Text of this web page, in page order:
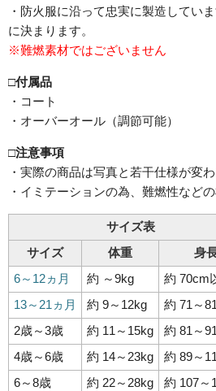
・防火服に沿って忠実に製造してい
に決まります。
※難燃素材ではございません
□付属品
・コート
・オーバーオール（調節可能）
□注意事項
・実際の商品は写真と若干仕様が変
・イミテーションの為、難燃性など
サイズ表
サイズ
体重
身
6～12ヵ月
約 ～9kg
約 70cm
13～21ヵ月
約 9～12kg
約 71～
2歳～3歳
約 11～15kg
約 81～
4歳～6歳
約 14～23kg
約 89～
6～8歳
約 22～28kg
約 107～